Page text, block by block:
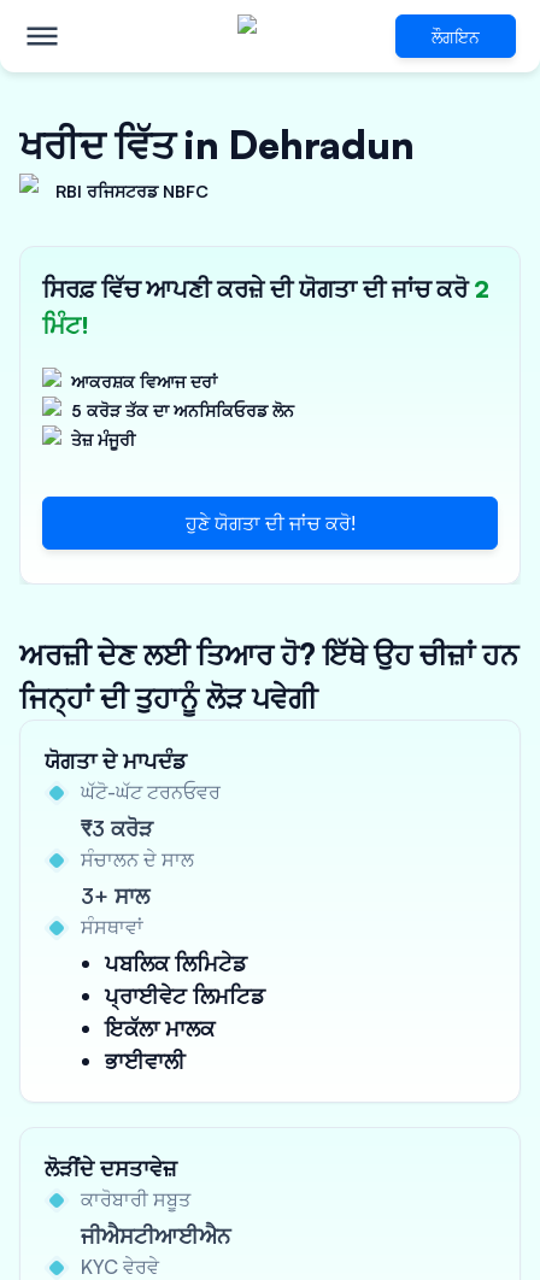
ਲੌਗਇਨ
ਖਰੀਦ ਵਿੱਤ in Dehradun
RBI ਰਜਿਸਟਰਡ NBFC
ਸਿਰਫ਼ ਵਿੱਚ ਆਪਣੀ ਕਰਜ਼ੇ ਦੀ ਯੋਗਤਾ ਦੀ ਜਾਂਚ ਕਰੋ2
ਮਿੰਟ!
ਆਕਰਸ਼ਕ ਵਿਆਜ ਦਰਾਂ
5 ਕਰੋੜ ਤੱਕ ਦਾ ਅਨਸਿਕਿਓਰਡ ਲੋਨ
ਤੇਜ਼ ਮੰਜੂਰੀ
ਹੁਣੇ ਯੋਗਤਾ ਦੀ ਜਾਂਚ ਕਰੋ!
ਅਰਜ਼ੀ ਦੇਣ ਲਈ ਤਿਆਰ ਹੋ? ਇੱਥੇ ਉਹ ਚੀਜ਼ਾਂ ਹਨ
ਜਿਨ੍ਹਾਂ ਦੀ ਤੁਹਾਨੂੰ ਲੋੜ ਪਵੇਗੀ
ਯੋਗਤਾ ਦੇ ਮਾਪਦੰਡ
ਘੱਟੋ-ਘੱਟ ਟਰਨਓਵਰ
₹3 ਕਰੋੜ
ਸੰਚਾਲਨ ਦੇ ਸਾਲ
3+ ਸਾਲ
ਸੰਸਥਾਵਾਂ
ਪਬਲਿਕ ਲਿਮਿਟੇਡ
ਪ੍ਰਾਈਵੇਟ ਲਿਮਟਿਡ
ਇਕੱਲਾ ਮਾਲਕ
ਭਾਈਵਾਲੀ
ਲੋੜੀਂਦੇ ਦਸਤਾਵੇਜ਼
ਕਾਰੋਬਾਰੀ ਸਬੂਤ
ਜੀਐਸਟੀਆਈਐਨ
KYC ਵੇਰਵੇ